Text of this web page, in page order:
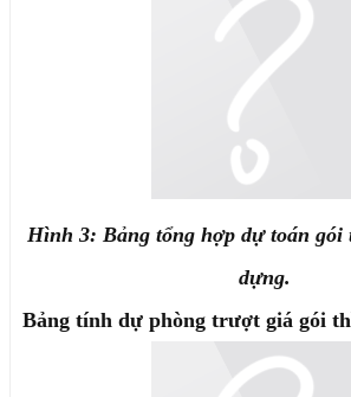
Hình 3: Bảng tổng hợp dự toán gói
dựng.
Bảng tính dự phòng trượt giá gói